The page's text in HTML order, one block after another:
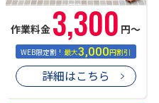
作業料金 3,300 円〜
WEB限定割！最大3,000円割引
詳細はこちら